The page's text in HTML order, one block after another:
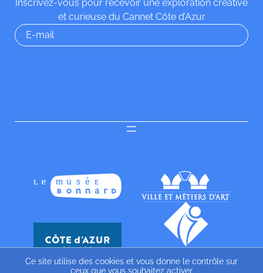
Inscrivez-vous pour recevoir une exploration créative
et curieuse du Cannet Côte d’Azur
Ce site utilise des cookies et vous donne le contrôle sur
ceux que vous souhaitez activer